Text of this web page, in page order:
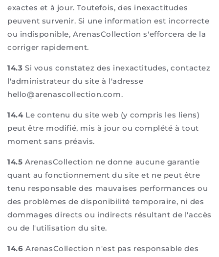
exactes et à jour. Toutefois, des inexactitudes
peuvent survenir. Si une information est incorrecte
ou indisponible, ArenasCollection s'efforcera de la
corriger rapidement.
14.3 Si vous constatez des inexactitudes, contactez
l'administrateur du site à l'adresse
hello@arenascollection.com.
14.4Le contenu du site web (y compris les liens)
peut être modifié, mis à jour ou complété à tout
moment sans préavis.
14.5 ArenasCollection ne donne aucune garantie
quant au fonctionnement du site et ne peut être
tenu responsable des mauvaises performances ou
des problèmes de disponibilité temporaire, ni des
dommages directs ou indirects résultant de l'accès
ou de l'utilisation du site.
14.6 ArenasCollection n'est pas responsable des